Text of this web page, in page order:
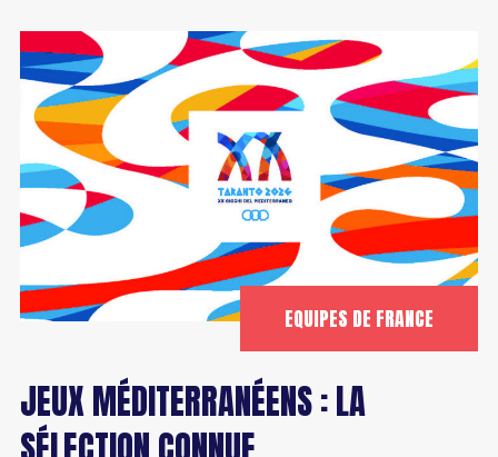
EQUIPES DE FRANCE
JEUX MÉDITERRANÉENS : LA